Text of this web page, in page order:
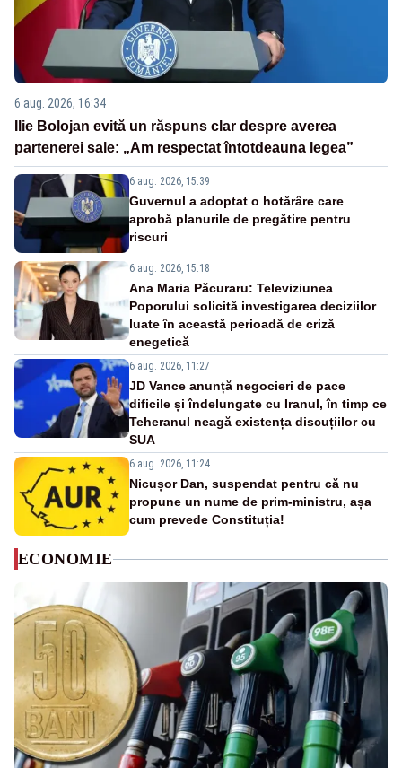
6 aug. 2026, 16:34
Ilie Bolojan evită un răspuns clar despre averea
partenerei sale: „Am respectat întotdeauna legea”
6 aug. 2026, 15:39
Guvernul a adoptat o hotărâre care
aprobă planurile de pregătire pentru
riscuri
6 aug. 2026, 15:18
Ana Maria Păcuraru: Televiziunea
Poporului solicită investigarea deciziilor
luate în această perioadă de criză
enegetică
6 aug. 2026, 11:27
JD Vance anunță negocieri de pace
dificile și îndelungate cu Iranul, în timp ce
Teheranul neagă existența discuțiilor cu
SUA
6 aug. 2026, 11:24
Nicușor Dan, suspendat pentru că nu
propune un nume de prim-ministru, așa
cum prevede Constituția!
ECONOMIE